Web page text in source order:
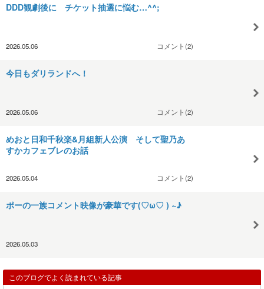
DDD観劇後に チケット抽選に悩む…^^;
2026.05.06 コメント(2)
今日もダリランドへ！
2026.05.06 コメント(2)
めおと日和千秋楽&月組新人公演 そして聖乃あ
すかカフェブレのお話
2026.05.04 コメント(2)
ポーの一族コメント映像が豪華です(⁠♡⁠ω⁠♡⁠ ⁠)⁠ ⁠~⁠♪
2026.05.03
このブログでよく読まれている記事